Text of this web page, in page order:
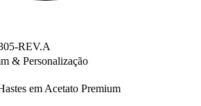
REV.A
& Personalização
em Acetato Premium